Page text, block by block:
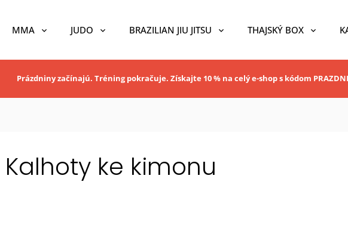
MMA JUDO BRAZILIAN JIU JITSU THAJSKÝ BOX
Prázdniny začínajú. Tréning pokračuje. Získajte 10 % na celý e-shop s kódom
Kalhoty ke kimonu